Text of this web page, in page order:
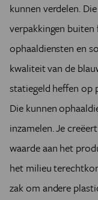
kunnen verdelen.
verpakkingen buiten
ophaaldiensten en
kwaliteit van de
statiegeld heffen op
Die kunnen
inzamelen. Je
waarde aan het
het milieu
zak om andere